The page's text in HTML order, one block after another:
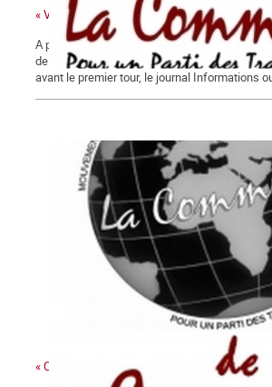
« Vérité révélée », non ! Vérités bonnes à dire,
A propos de l’édito d’Informations ouvrières
de La Commune, nouvelle série, n°3 – jeudi
avant le premier tour, le journal Informations
« Constituante souveraine » : Mot d’ordre ou